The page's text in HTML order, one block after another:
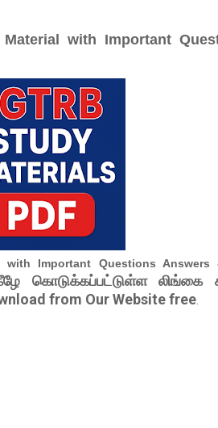
with Important
with Important Questions Answers
கொடுக்கப்பட்டுள்ள லிங்கை
from Our Website free